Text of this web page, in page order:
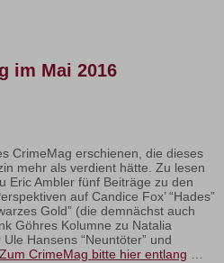
im Mai 2016
CrimeMag erschienen, die dieses
mehr als verdient hätte. Zu lesen
Eric Ambler fünf Beiträge zu den
auf Candice Fox’ “Hades”
Gold” (die demnächst auch
Göhres Kolumne zu Natalia
Hansens “Neuntöter” und
Zum CrimeMag bitte hier entlang …